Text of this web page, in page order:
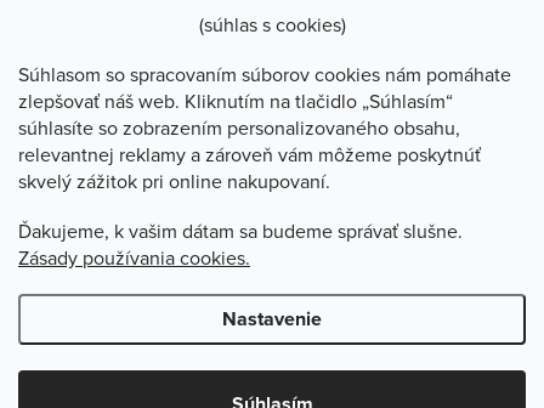
(súhlas s cookies)
Súhlasom so spracovaním súborov cookies nám pomáhate
zlepšovať náš web. Kliknutím na tlačidlo „Súhlasím“
súhlasíte so zobrazením personalizovaného obsahu,
relevantnej reklamy a zároveň vám môžeme poskytnúť
skvelý zážitok pri online nakupovaní.
Ďakujeme, k vašim dátam sa budeme správať slušne.
Zásady používania cookies.
Nastavenie
O Stevula
Poradňa
Copyright 2026Stevula.sk. Všetky práva vyhradené.Upraviť
nastavenie cookies